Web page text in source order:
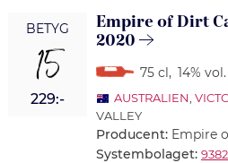
BETYG
15
229:-
Empire of Dirt
2020
75 cl, 14% vol.
AUSTRALIEN
VALLEY
Producent: Empire
Systembolaget: